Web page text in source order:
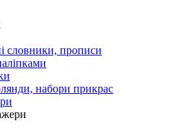
словники, прописи
набори прикрас